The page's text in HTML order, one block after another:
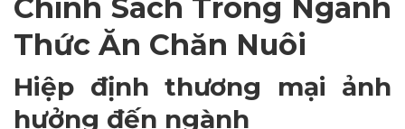
Chính Sách Trong Ngành
Thức Ăn Chăn Nuôi
Hiệp định thương mại ảnh
hưởng đến ngành